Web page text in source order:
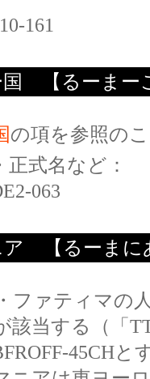
161
【るーまー
の項を参照の
正式名など：
063
【るーまに
ファティマの
該当する（「
45CHと